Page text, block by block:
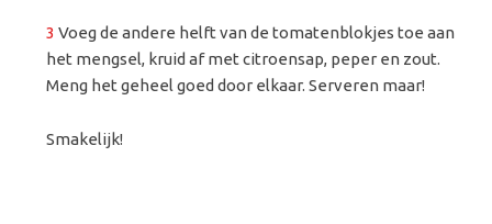
3Voeg de andere helft van de tomatenblokjes toe aan
het mengsel, kruid af met citroensap, peper en zout.
Meng het geheel goed door elkaar. Serveren maar!
Smakelijk!